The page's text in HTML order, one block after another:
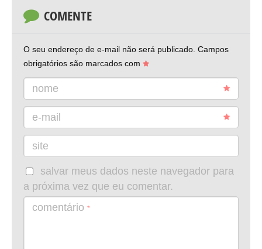
COMENTE
O seu endereço de e-mail não será publicado. Campos
obrigatórios são marcados com
nome
e-mail
site
salvar meus dados neste navegador para
a próxima vez que eu comentar.
comentário *